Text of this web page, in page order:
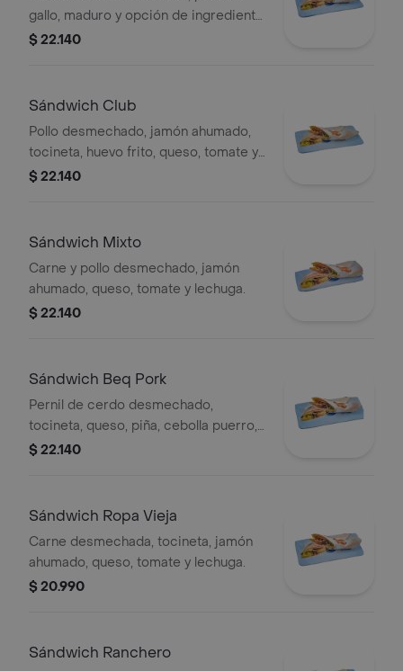
gallo, maduro y opción de ingrediente
adicional.
$ 22.140
Sándwich Club
Pollo desmechado, jamón ahumado,
tocineta, huevo frito, queso, tomate y
lechuga.
$ 22.140
Sándwich Mixto
Carne y pollo desmechado, jamón
ahumado, queso, tomate y lechuga.
$ 22.140
Sándwich Beq Pork
Pernil de cerdo desmechado,
tocineta, queso, piña, cebolla puerro,
tomate y lechuga.
$ 22.140
Sándwich Ropa Vieja
Carne desmechada, tocineta, jamón
ahumado, queso, tomate y lechuga.
$ 20.990
Sándwich Ranchero